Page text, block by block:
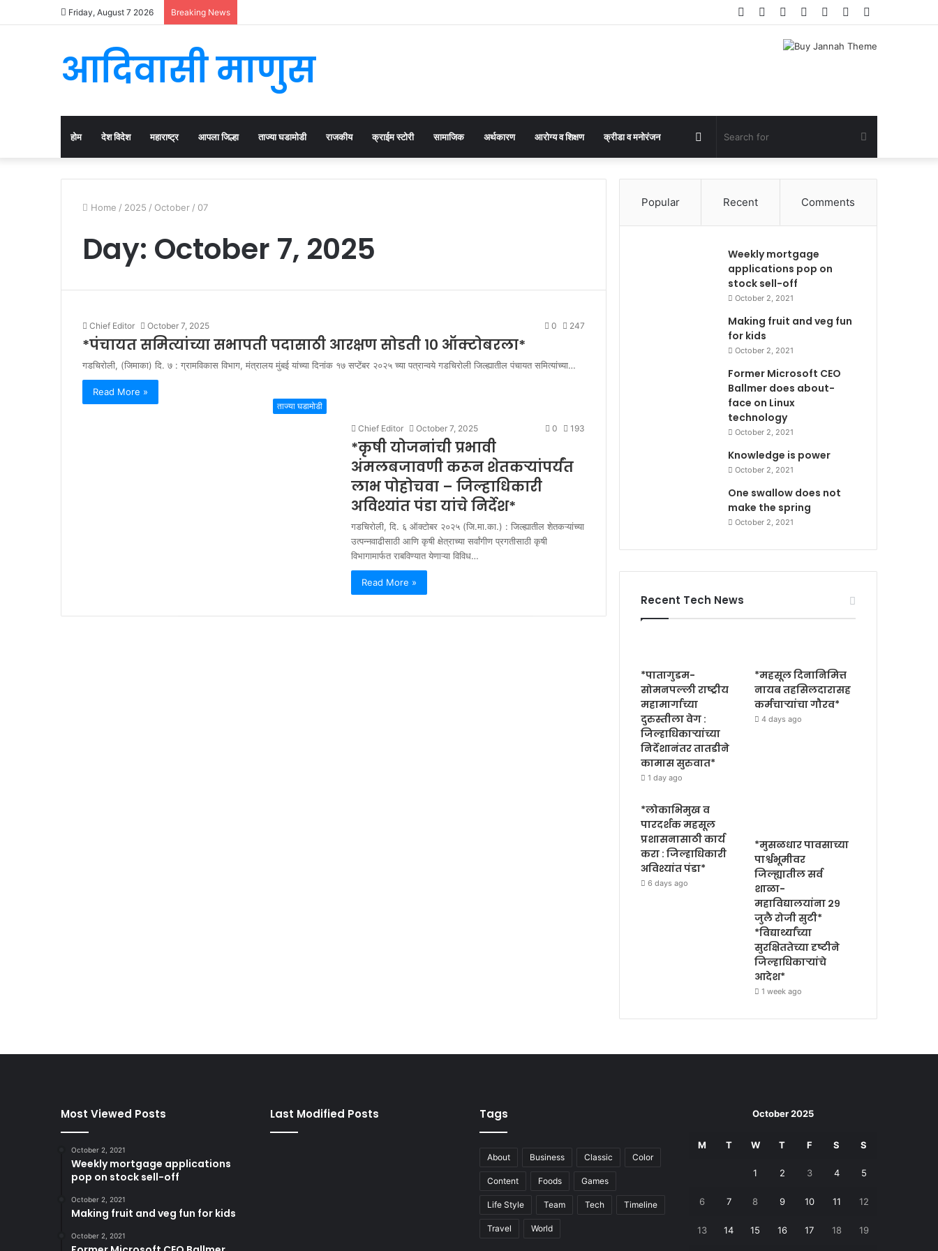
Friday, August 7 2026 Breaking News
Random
Log
Instagram
YouTube
Twitter
Facebook
आदिवासी माणुस
होम देश विदेश महाराष्ट्र आपला जिल्हा ताज्या घडामोडी राजकीय क्राईम स्टोरी सामाजिक अर्थकारण आरोग्य व शिक्षण क्रीडा व मनोरंजन Search
for
Random
Article
Home / 2025 / October / 07
Day: October 7, 2025
Chief Editor October 7, 2025 0 247
*पंचायत समित्यांच्या सभापती पदासाठी आरक्षण सोडती १० ऑक्टोबरला*
गडचिरोली, (जिमाका) दि. ७ : ग्रामविकास विभाग, मंत्रालय मुंबई यांच्या दिनांक १७ सप्टेंबर २०२५ च्या पत्रान्वये गडचिरोली जिल्ह्यातील पंचायत समित्यांच्या…
Read More »
ताज्या घडामोडी
Chief Editor October 7, 2025 0 193
*कृषी योजनांची प्रभावी
अंमलबजावणी करून शेतकऱ्यांपर्यंत
लाभ पोहोचवा – जिल्हाधिकारी
अविश्यांत पंडा यांचे निर्देश*
गडचिरोली, दि. ६ ऑक्टोबर २०२५ (जि.मा.का.) : जिल्ह्यातील शेतकऱ्यांच्या
उत्पन्नवाढीसाठी आणि कृषी क्षेत्राच्या सर्वांगीण प्रगतीसाठी कृषी
विभागामार्फत राबविण्यात येणाऱ्या विविध…
Read More »
Popular Recent Comments
Weekly mortgage
applications pop on
stock sell-off
October 2, 2021
Making fruit and veg fun
for kids
October 2, 2021
Former Microsoft CEO
Ballmer does about-
face on Linux
technology
October 2, 2021
Knowledge is power
October 2, 2021
One swallow does not
make the spring
October 2, 2021
Recent Tech News
*पातागुडम-
सोमनपल्ली राष्ट्रीय
महामार्गाच्या
दुरुस्तीला वेग :
जिल्हाधिकाऱ्यांच्या
निर्देशानंतर तातडीने
कामास सुरुवात*
1 day ago
*महसूल दिनानिमित्त
नायब तहसिलदारासह
कर्मचाऱ्यांचा गौरव*
4 days ago
*लोकाभिमुख व
पारदर्शक महसूल
प्रशासनासाठी कार्य
करा : जिल्हाधिकारी
अविश्यांत पंडा*
6 days ago
*मुसळधार पावसाच्या
पार्श्वभूमीवर
जिल्ह्यातील सर्व
शाळा-
महाविद्यालयांना २९
जुलै रोजी सुटी*
*विद्यार्थ्यांच्या
सुरक्षिततेच्या दृष्टीने
जिल्हाधिकाऱ्यांचे
आदेश*
1 week ago
Most Viewed Posts
October 2, 2021
Weekly mortgage applications
pop on stock sell-off
October 2, 2021
Making fruit and veg fun for kids
October 2, 2021
Last Modified Posts Tags
About Business Classic Color
Content Foods Games
Life Style Team Tech Timeline
Travel World
October 2025
M T W T F S S
1 2 3 4 5
6 7 8 9 10 11 12
13 14 15 16 17 18 19